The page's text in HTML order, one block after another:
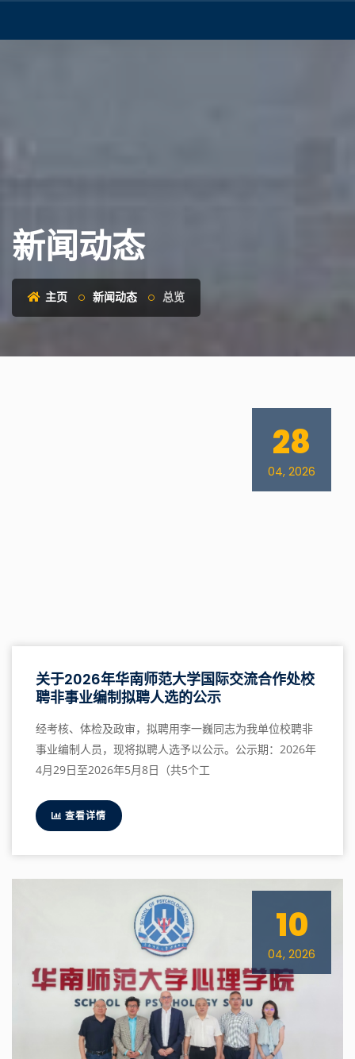
新闻动态
主页 新闻动态 总览
28
04, 2026
关于2026年华南师范大学国际交流合作处校
聘非事业编制拟聘人选的公示
经考核、体检及政审，拟聘用李一巍同志为我单位校聘非
事业编制人员，现将拟聘人选予以公示。公示期：2026年
4月29日至2026年5月8日（共5个工
查看详情
10
04, 2026